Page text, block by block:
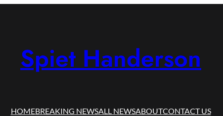
Spiet Handerson
HOMEBREAKING NEWSALL NEWSABOUTCONTACT US